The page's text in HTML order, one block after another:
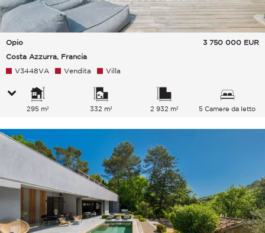
Opio
Costa Azzurra, Francia
3 750 000 EUR
V3448VA Vendita Villa
295 m² 332 m² 2 932 m² 5 Camere da letto